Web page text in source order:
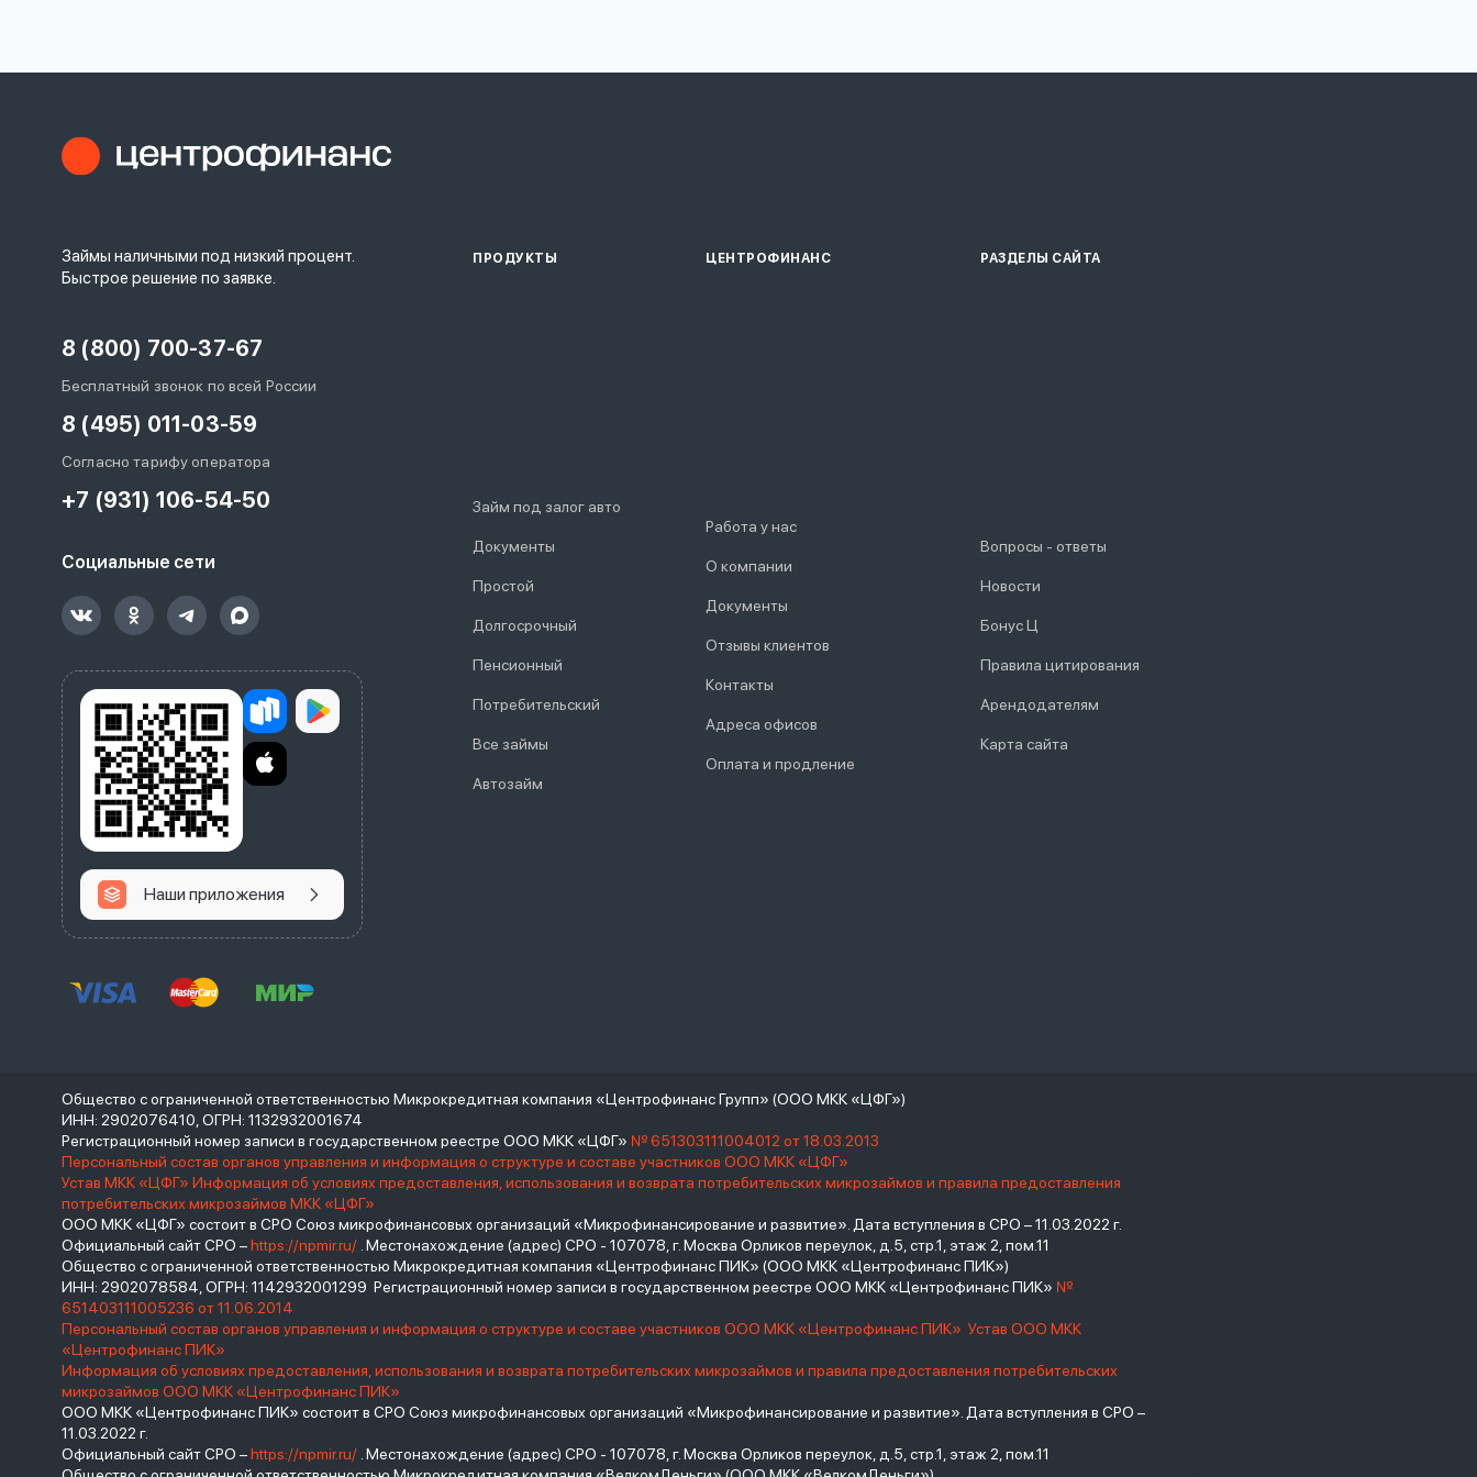
Займы наличными под низкий процент.
Быстрое решение по заявке.
8 (800) 700-37-67
Бесплатный звонок по всей России
8 (495) 011-03-59
Согласно тарифу оператора
+7 (931) 106-54-50
Социальные сети
Наши приложения
ПРОДУКТЫ
Займ под залог авто
Документы
Простой
Долгосрочный
Пенсионный
Потребительский
Все займы
Автозайм
ЦЕНТРОФИНАНС
Работа у нас
О компании
Документы
Отзывы клиентов
Контакты
Адреса офисов
Оплата и продление
РАЗДЕЛЫ САЙТА
Вопросы - ответы
Новости
Бонус Ц
Правила цитирования
Арендодателям
Карта сайта
Общество с ограниченной ответственностью Микрокредитная компания «Центрофинанс Групп» (ООО МКК «ЦФГ»)
ИНН: 2902076410, ОГРН: 1132932001674
Регистрационный номер записи в государственном реестре ООО МКК «ЦФГ» № 651303111004012 от 18.03.2013
Персональный состав органов управления и информация о структуре и составе участников ООО МКК «ЦФГ»
Устав МКК «ЦФГ» Информация об условиях предоставления, использования и возврата потребительских микрозаймов и правила предоставления
потребительских микрозаймов МКК «ЦФГ»
ООО МКК «ЦФГ» состоит в СРО Союз микрофинансовых организаций «Микрофинансирование и развитие». Дата вступления в СРО – 11.03.2022 г.
Официальный сайт СРО –https://npmir.ru/ . Местонахождение (адрес) СРО - 107078, г. Москва Орликов переулок, д.5, стр.1, этаж 2, пом.11
Общество с ограниченной ответственностью Микрокредитная компания «Центрофинанс ПИК» (ООО МКК «Центрофинанс ПИК»)
ИНН: 2902078584, ОГРН: 1142932001299 Регистрационный номер записи в государственном реестре ООО МКК «Центрофинанс ПИК» №
651403111005236 от 11.06.2014
Персональный состав органов управления и информация о структуре и составе участников ООО МКК «Центрофинанс ПИК» Устав ООО МКК
«Центрофинанс ПИК»
Информация об условиях предоставления, использования и возврата потребительских микрозаймов и правила предоставления потребительских
микрозаймов ООО МКК «Центрофинанс ПИК»
ООО МКК «Центрофинанс ПИК» состоит в СРО Союз микрофинансовых организаций «Микрофинансирование и развитие». Дата вступления в СРО –
11.03.2022 г.
Официальный сайт СРО –https://npmir.ru/ . Местонахождение (адрес) СРО - 107078, г. Москва Орликов переулок, д.5, стр.1, этаж 2, пом.11
Войти под другим номером